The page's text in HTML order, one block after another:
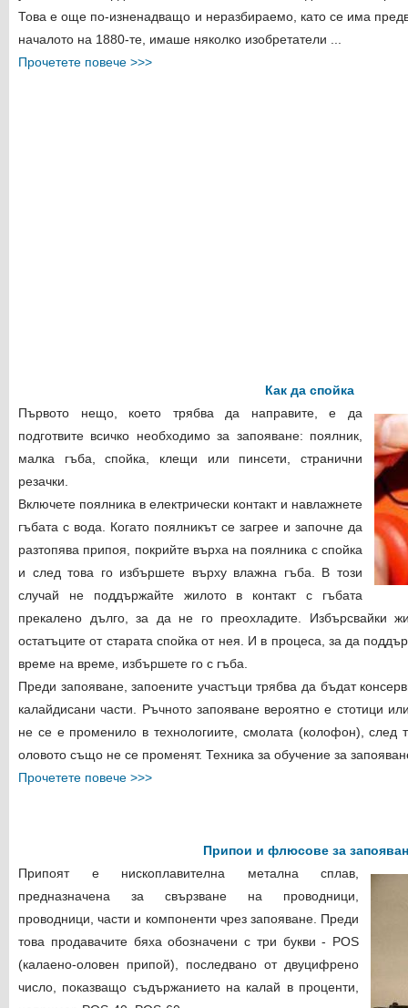
Това е още по-изненадващо и неразбираемо, като се има
началото на 1880-те, имаше няколко изобретатели ...
Прочетете повече >>>
Как да спойка
Първото нещо, което трябва да направите, е да
подготвите всичко необходимо за запояване: поялник,
малка гъба, спойка, клещи или пинсети, странични
резачки.
Включете поялника в електрически контакт и навлажнете
гъбата с вода. Когато поялникът се загрее и започне да
разтопява припоя, покрийте върха на поялника с спойка
и след това го избършете върху влажна гъба. В този
случай не поддържайте жилото в контакт с гъбата
прекалено дълго, за да не го преохладите. Избърсвайки
остатъците от старата спойка от нея. И в процеса, за да
време на време, избършете го с гъба.
Преди запояване, запоените участъци трябва да бъдат
калайдисани части. Ръчното запояване вероятно е стотици
не се е променило в технологиите, смолата (колофон), след
оловото също не се променят. Техника за обучение за
Прочетете повече >>>
Припои и флюсове за
Припоят е нископлавителна метална сплав,
предназначена за свързване на проводници,
проводници, части и компоненти чрез запояване. Преди
това продавачите бяха обозначени с три букви - POS
(калаено-оловен припой), последвано от двуцифрено
число, показващо съдържанието на калай в проценти,